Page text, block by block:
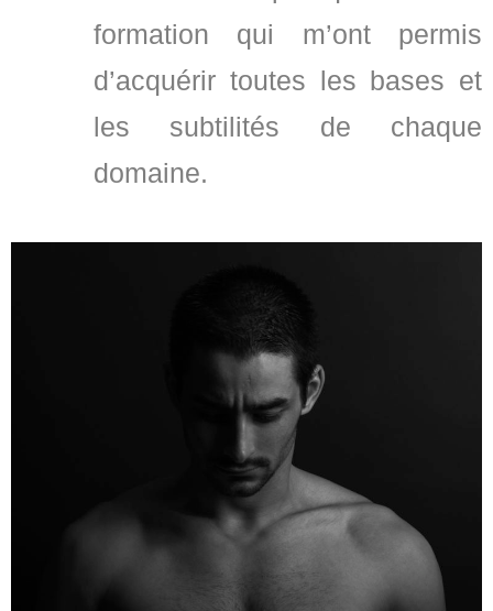
formation qui m’ont permis
d’acquérir toutes les bases et
les subtilités de chaque
domaine.